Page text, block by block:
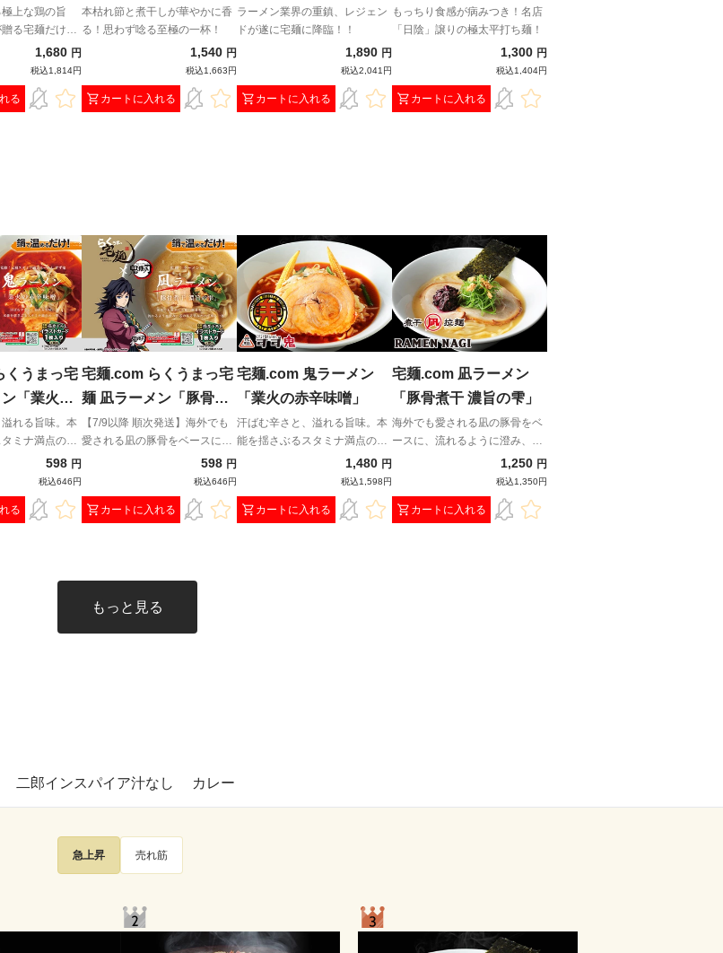
上な鶏の旨
る宅麺だけの
！
1,680 円
税込1,814円
る
本枯れ節と煮干しが華やかに香
る！思わず唸る至極の一杯！
1,540 円
税込1,663円
カートに入れる
ラーメン業界の重鎮、レジェン
ドが遂に宅麺に降臨！！
1,890 円
税込2,041円
カートに入れる
もっちり食感が病みつき！名店
「日陰」譲りの極太平打ち麺！
1,300 円
税込1,404円
カートに入れる
くうまっ宅
「業火の
れる旨味。本
ミナ満点の一
598 円
税込646円
る
宅麺.com らくうまっ宅
麺 凪ラーメン「豚骨煮
干 濃旨（こくうま）の
雫」
【7/9以降 順次発送】海外でも
愛される凪の豚骨をベースに、
流れるように澄み、芯のある旨
598 円
税込646円
カートに入れる
宅麺.com 鬼ラーメン
「業火の赤辛味噌」
汗ばむ辛さと、溢れる旨味。本
能を揺さぶるスタミナ満点の一
撃。
1,480 円
税込1,598円
カートに入れる
宅麺.com 凪ラーメン
「豚骨煮干 濃旨の雫」
海外でも愛される凪の豚骨をベ
ースに、流れるように澄み、芯
のある旨みだけが残る一杯。
1,250 円
税込1,350円
カートに入れる
もっと見る
二郎インスパイア汁なし カレー
急上昇 売れ筋